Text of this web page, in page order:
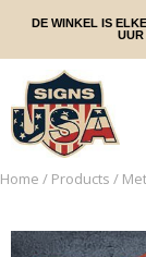
DE WINKEL IS
Home / Products /